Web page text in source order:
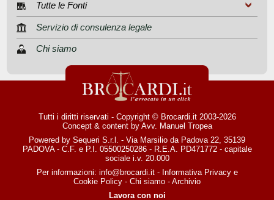
Tutte le Fonti
Servizio di consulenza legale
Chi siamo
Tutti i diritti riservati - Copyright © Brocardi.it 2003-2026
Concept & content by Avv. Manuel Tropea
Powered by Sequeri S.r.l. - Via Marsilio da Padova 22, 35139
PADOVA - C.F. e P.I. 05500250286 - R.E.A. PD471772 - capitale
sociale i.v. 20.000
Per informazioni: info@brocardi.it- Informativa Privacye
Cookie Policy - Chi siamo - Archivio
Lavora con noi